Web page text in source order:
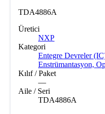
TDA4886A
Üretici
NXP
Kategori
Entegre Devreler
Enstrümantasyon,
Kılıf / Paket
—
Aile / Seri
TDA4886A